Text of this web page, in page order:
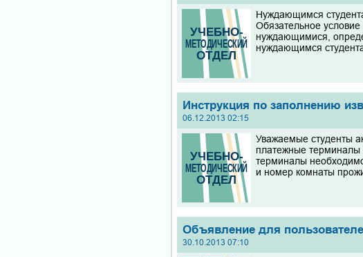
Нуждающимся
Обязательное
нуждающимися,
нуждающимся
Инструкция по заполнению
06.12.2013 02:15
Уважаемые студенты
платежные терминалы
терминалы
и номер комнаты
Объявление для
30.10.2013 07:10